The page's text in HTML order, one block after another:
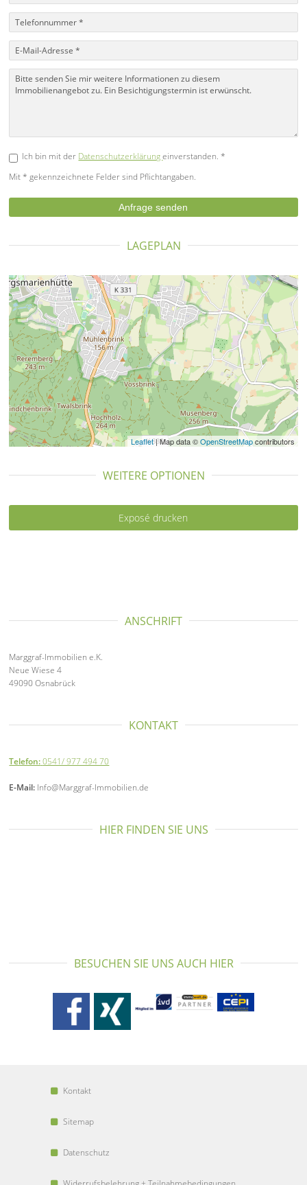
Ich bin mit der Datenschutzerklärungeinverstanden. *
Mit * gekennzeichnete Felder sind Pflichtangaben.
LAGEPLAN
Leaflet| Map data ©OpenStreetMapcontributors
WEITERE OPTIONEN
Exposé drucken
ANSCHRIFT
Marggraf-Immobilien e.K.
Neue Wiese 4
49090 Osnabrück
KONTAKT
Telefon: 0541/ 977 494 70
E-Mail: Info@Marggraf-Immobilien.de
HIER FINDEN SIE UNS
BESUCHEN SIE UNS AUCH HIER
Kontakt
Sitemap
Datenschutz